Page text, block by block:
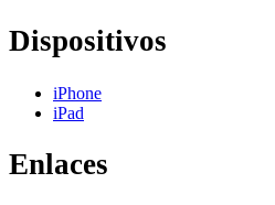
Dispositivos
iPhone
iPad
Enlaces